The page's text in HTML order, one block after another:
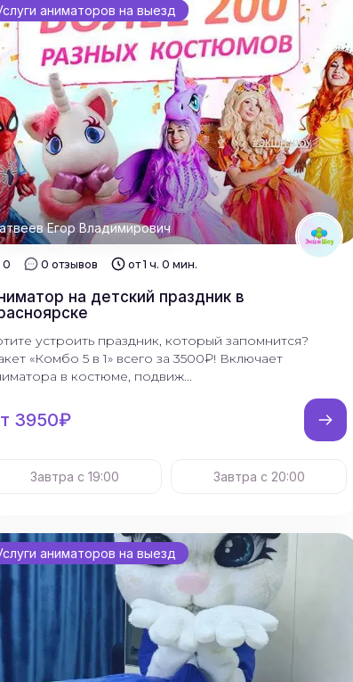
аниматоров на выезд
Егор Владимирович
0 0 отзывов от 1 ч. 0 мин.
на детский праздник в
устроить праздник, который запомнится?
«Комбо 5 в 1» всего за 3500₽! Включает
в костюме, подвиж...
3950₽
Завтра с 19:00 Завтра с 20:00
аниматоров на выезд